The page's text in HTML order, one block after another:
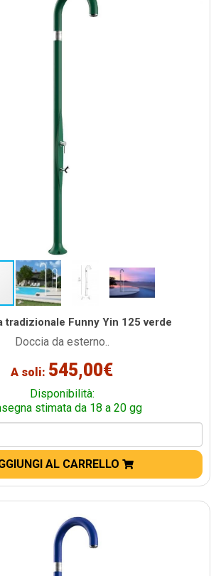
tradizionale Funny Yin 125 verde
Doccia da esterno..
A soli: 545,00€
Disponibilità:
stimata da 18 a 20 gg
AL CARRELLO